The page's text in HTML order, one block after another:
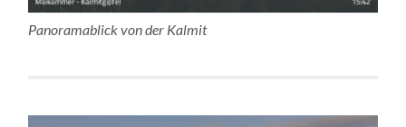
Panoramablick von der Kalmit